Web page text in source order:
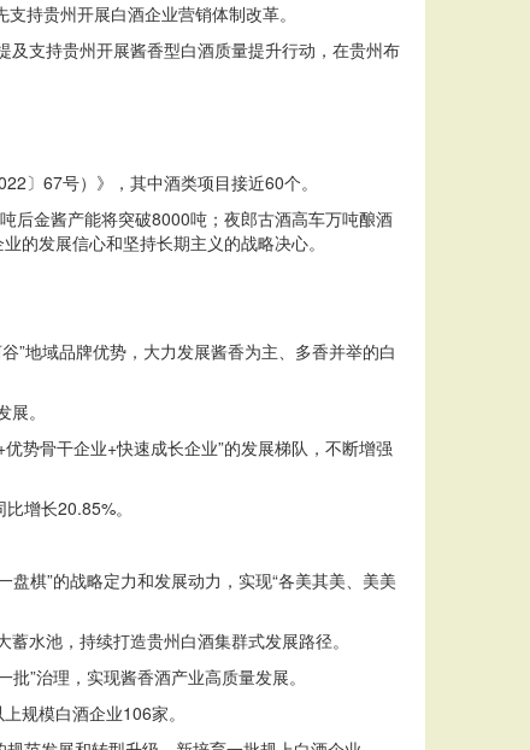
持贵州开展白酒企业营销体制改革。
支持贵州开展酱香型白酒质量提升行动，在贵州布
〕67号）》，其中酒类项目接近60个。
后金酱产能将突破8000吨；夜郎古酒高车万吨酿酒
发展信心和坚持长期主义的战略决心。
”地域品牌优势，大力发展酱香为主、多香并举的白
。
势骨干企业+快速成长企业”的发展梯队，不断增强
增长20.85%。
棋”的战略定力和发展动力，实现“各美其美、美美
水池，持续打造贵州白酒集群式发展路径。
”治理，实现酱香酒产业高质量发展。
规模白酒企业106家。